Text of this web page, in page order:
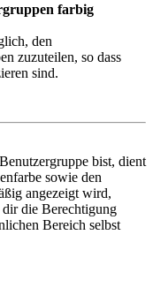
farbig
den
zuzuteilen, so dass
sind.
bist, dient
sowie den
angezeigt wird,
die Berechtigung
Bereich selbst